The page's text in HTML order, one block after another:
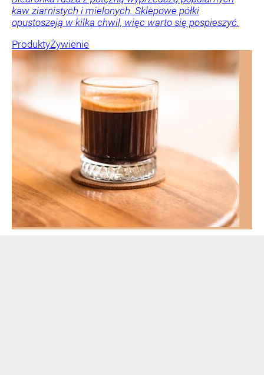
kaw ziarnistych i mielonych. Sklepowe półki
opustoszeją w kilka chwil, więc warto się pospieszyć.
ProduktyŻywienie